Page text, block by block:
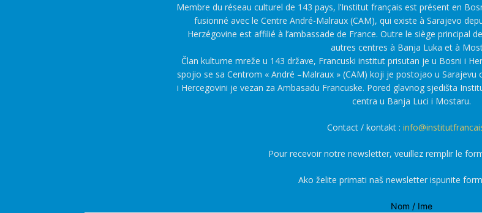
Membre du réseau culturel de 143 pays, l’Institut français est présent en
fusionné avec le Centre André-Malraux (CAM), qui existe à Sarajevo
Herzégovine est affilié à l’ambassade de France. Outre le siège principal
autres centres à Banja Luka et à
Član kulturne mreže u 143 države, Francuski institut prisutan je u Bosni i
spojio se sa Centrom « André –Malraux » (CAM) koji je postojao u Sarajevu
i Hercegovini je vezan za Ambasadu Francuske. Pored glavnog sjedišta
centra u Banja Luci i Mostaru.
Contact / kontakt :
Pour recevoir notre newsletter, veuillez remplir le
Ako želite primati naš newsletter ispunite
Nom / Ime